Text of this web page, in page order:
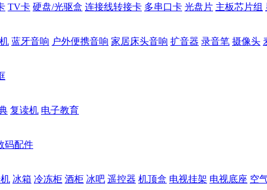
TV卡 硬盘/光驱盒 连接线转接卡 多串口卡 光盘片 主板芯片组
蓝牙音响 户外便携音响 家居床头音响 扩音器 录音笔 摄像头
复读机 电子教育
码配件
冰箱 冷冻柜 酒柜 冰吧 遥控器 机顶盒 电视挂架 电视底座 空